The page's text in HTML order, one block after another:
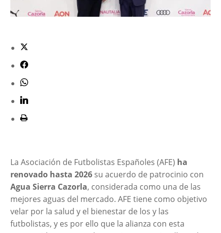
La Asociación de Futbolistas Españoles (AFE) ha
renovado hasta 2026su acuerdo de patrocinio con
Agua Sierra Cazorla, considerada como una de las
mejores aguas del mercado. AFE tiene como objetivo
velar por la salud y el bienestar de los y las
futbolistas, y es por ello que la alianza con esta